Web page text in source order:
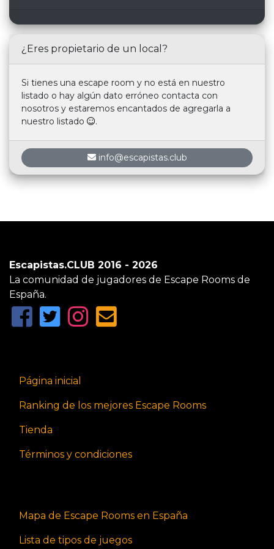
¿Eres propietario de un local?
Si tienes una escape room y no está en nuestro
listado o hay algún dato erróneo contacta con
nosotros y estaremos encantados de agregarla a
nuestro listado
.
info@escapistas.club
Escapistas.CLUB 2016 - 2026
La comunidad de jugadores de Escape Rooms de
España.
Página inicial
Ranking de los mejores Escape Rooms
Tienda
Términos y condiciones
Mapa de Escape Rooms en España
Lista de tipos de juegos